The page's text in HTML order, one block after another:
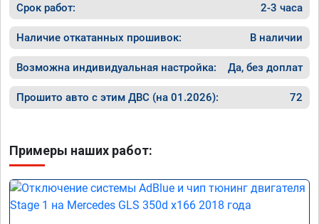
Срок работ: 2-3 часа
Наличие откатанных прошивок: В наличии
Возможна индивидуальная настройка: Да, без доплат
Прошито авто с этим ДВС (на 01.2026): 72
Примеры наших работ: